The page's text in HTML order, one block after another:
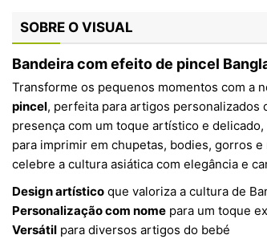
SOBRE O VISUAL
Bandeira com efeito de pincel
Transforme os pequenos momentos com a
pincel, perfeita para artigos personalizados
presença com um toque artístico e
para imprimir em chupetas, bodies, gorros
celebre a cultura asiática com elegância e
Design artístico que valoriza a cultura de
Personalização com nome para um toque
Versátil para diversos artigos do bebé